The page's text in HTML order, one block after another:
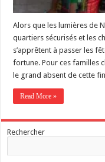
Alors que les lumières de
quartiers sécurisés et les
s’apprêtent à passer les
fortune. Pour ces familles
le grand absent de cette fin
Read More »
Rechercher